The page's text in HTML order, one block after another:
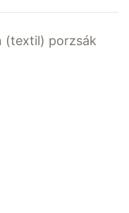
(textil) porzsák